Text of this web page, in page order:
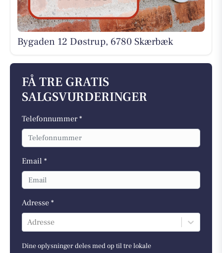
Bygaden 12 Døstrup, 6780 Skærbæk
FÅ TRE GRATIS
SALGSVURDERINGER
Telefonnummer *
Email *
Adresse *
Adresse
Dine oplysninger deles med op til tre lokale